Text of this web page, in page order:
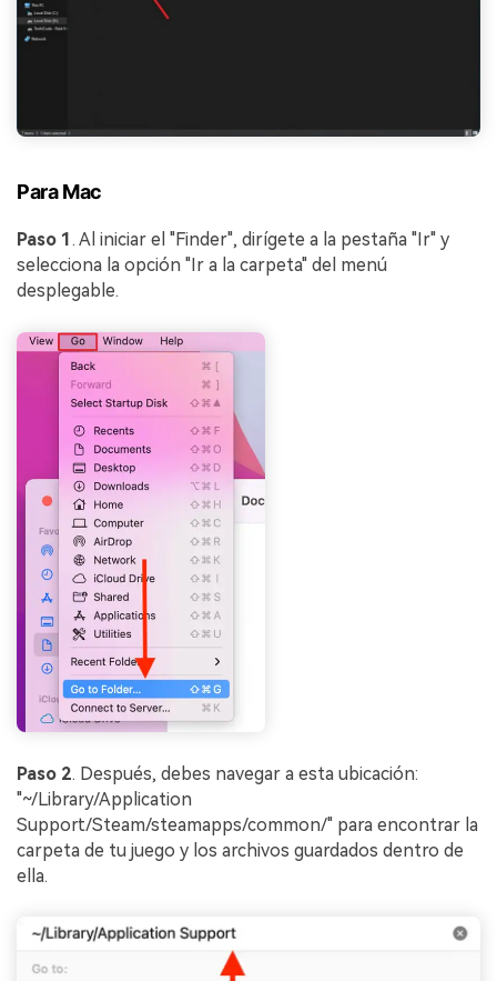
Para Mac
Paso 1 . Al iniciar el "Finder", dirígete a la pestaña "Ir" y
selecciona la opción "Ir a la carpeta" del menú
desplegable.
Paso 2. Después, debes navegar a esta ubicación:
"~/Library/Application
Support/Steam/steamapps/common/" para encontrar la
carpeta de tu juego y los archivos guardados dentro de
ella.